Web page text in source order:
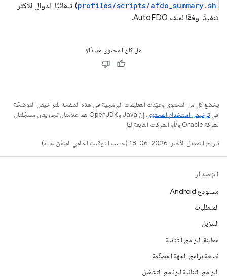
profiles/scripts/afdo_summary.sh) تلقائيًا الدوال الأكثر
تنفيذًا وفقًا لملف AutoFDO.
هل كان المحتوى مفيدًا؟
يخضع كل من المحتوى وعيّنات التعليمات البرمجية في هذه الصفحة للتراخيص الموضحّة
فيترخيص استخدام المحتوى
. إنّ Java وOpenJDK هما علامتان تجاريتان مسجَّلتان
لشركة Oracle و/أو الشركات التابعة لها.
تاريخ التعديل الأخير: 2026-06-18 (حسب التوقيت العالمي المتفَّق عليه)
الإصدار
مستودع Android
المتطلّبات
التنزيل
معاينة البرامج الثنائية
نسخة برامج الجهة المصنِّعة
البرامج الثنائية لبرنامج التشغيل